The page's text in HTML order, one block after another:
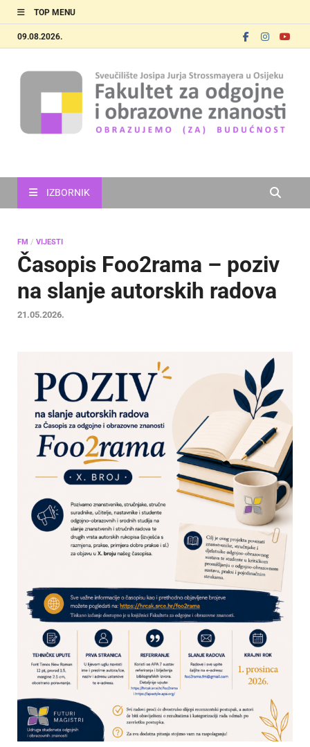
TOP MENU
09.08.2026.
IZBORNIK
FM / VIJESTI
Časopis Foo2rama – poziv
na slanje autorskih radova
21.05.2026.